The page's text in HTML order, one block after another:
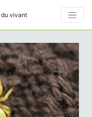
du vivant